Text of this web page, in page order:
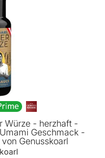
Würze - herzhaft -
Geschmack -
Genusskoarl